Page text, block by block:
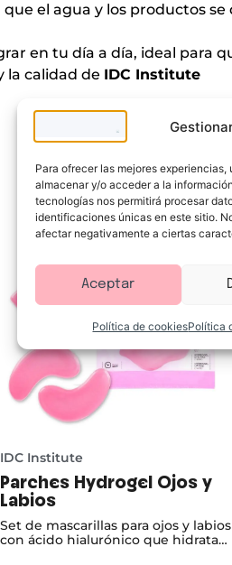
Para ofrecer las mejores
almacenar y/o acceder a la
tecnologías nos permitirá procesar
identificaciones únicas en este sitio.
afectar negativamente a ciertas
Aceptar
Política de cookiesPolítica
el agua y los productos
en tu día a día, ideal para
la calidad de IDC Institute
Te
IDC Institute
Parches Hydrogel Ojos y
Labios
Set de mascarillas para ojos y labios
con ácido hialurónico que hidrata